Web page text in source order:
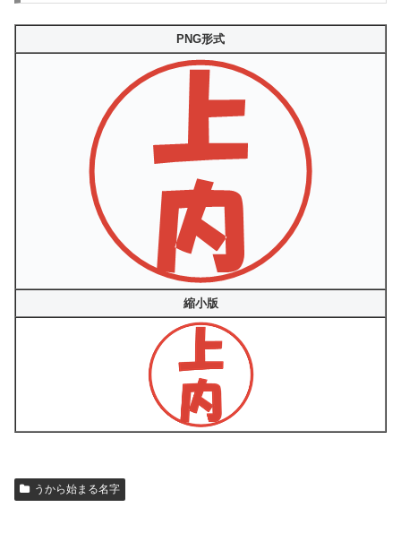
PNG形式
縮小版
うから始まる名字